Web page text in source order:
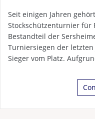
Seit einigen Jahren
Stockschützenturnier für
Bestandteil der
Turniersiegen der letzten
Sieger vom Platz.